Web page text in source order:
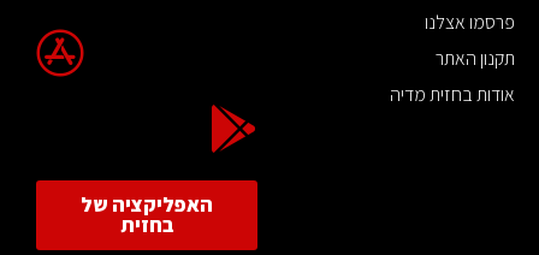
פרסמו אצלנו
תקנון האתר
אודות בחזית מדיה
האפליקציה של
בחזית